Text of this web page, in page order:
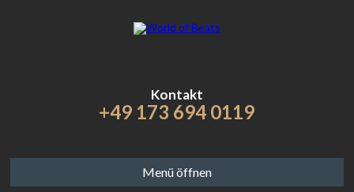
Kontakt
+49 173 694 0119
Menü öffnen